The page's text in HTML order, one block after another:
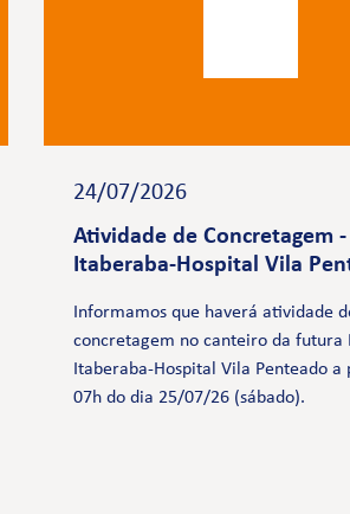
24/07/2026
Atividade de Concretagem -
Itaberaba-Hospital Vila
Informamos que haverá atividade
concretagem no canteiro da futura
Itaberaba-Hospital Vila Penteado a
07h do dia 25/07/26 (sábado).